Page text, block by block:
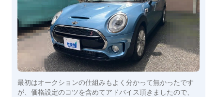
最初はオークションの仕組みもよく分かって無かったです
が、価格設定のコツを含めてアドバイス頂きましたので、